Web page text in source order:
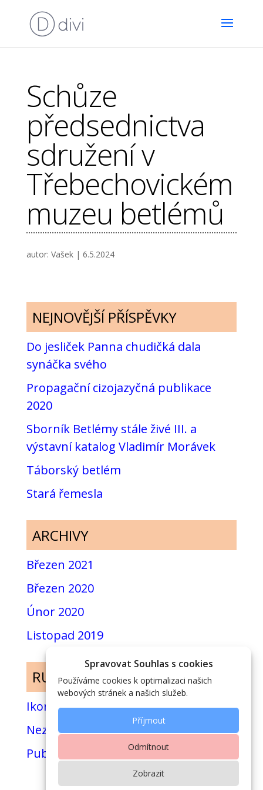
Spravovat Souhlas s cookies
Používáme cookies k optimalizaci našich
webových stránek a našich služeb.
Příjmout
Odmítnout
Zobrazit
Schůze
předsednictva
sdružení v
Třebechovickém
muzeu betlémů
autor: Vašek| 6.5.2024
NEJNOVĚJŠÍ PŘÍSPĚVKY
Do jesliček Panna chudičká dala
synáčka svého
Propagační cizojazyčná publikace
2020
Sborník Betlémy stále živé III. a
výstavní katalog Vladimír Morávek
Táborský betlém
Stará řemesla
ARCHIVY
Březen 2021
Březen 2020
Únor 2020
Listopad 2019
RUBRIKY
Ikony
Nezařazené
Publikace